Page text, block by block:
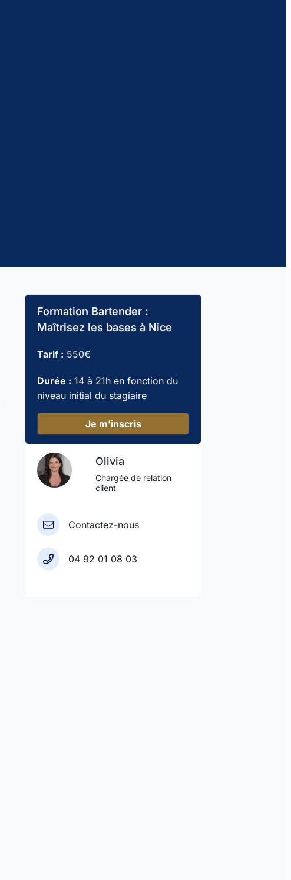
Formation Bartender :
Maîtrisez les bases à Nice
Tarif : 550€
Durée : 14 à 21h en fonction du
niveau initial du stagiaire
Je m’inscris
Olivia
Chargée de relation
client
Contactez-nous
04 92 01 08 03